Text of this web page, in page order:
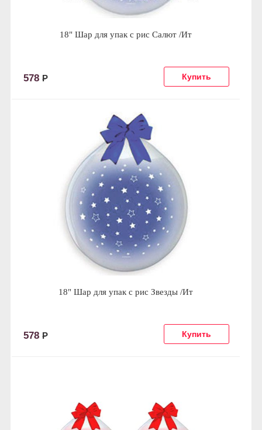
18" Шар для упак c рис Салют /Ит
578 Р
18" Шар для упак c рис Звезды /Ит
578 Р